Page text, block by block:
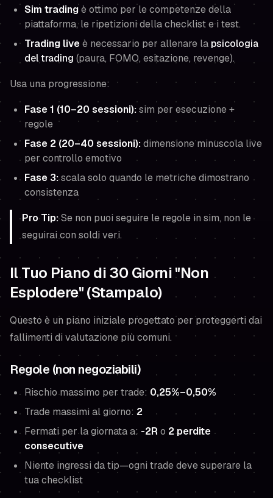
Sim tradingè ottimo per le competenze della
piattaforma, le ripetizioni della checklist e i test.
Trading liveè necessario per allenare la psicologia
del trading (paura, FOMO, esitazione, revenge).
Usa una progressione:
Fase 1 (10–20 sessioni):sim per esecuzione +
regole
Fase 2 (20–40 sessioni):dimensione minuscola live
per controllo emotivo
Fase 3:scala solo quando le metriche dimostrano
consistenza
Pro Tip:Se non puoi seguire le regole in sim, non le
seguirai con soldi veri.
Il Tuo Piano di 30 Giorni "Non
Esplodere" (Stampalo)
Questo è un piano iniziale progettato per proteggerti dai
fallimenti di valutazione più comuni.
Regole (non negoziabili)
Rischio massimo per trade: 0,25%–0,50%
Trade massimi al giorno: 2
Fermati per la giornata a: -2R o 2 perdite
consecutive
Niente ingressi da tip—ogni trade deve superare la
tua checklist